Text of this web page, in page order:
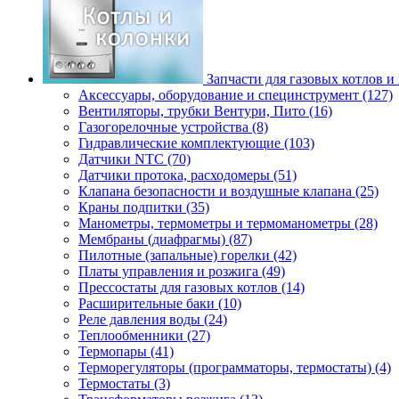
Запчасти для газовых котлов и
Аксессуары, оборудование и специнструмент (127)
Вентиляторы, трубки Вентури, Пито (16)
Газогорелочные устройства (8)
Гидравлические комплектующие (103)
Датчики NTC (70)
Датчики протока, расходомеры (51)
Клапана безопасности и воздушные клапана (25)
Краны подпитки (35)
Манометры, термометры и термоманометры (28)
Мембраны (диафрагмы) (87)
Пилотные (запальные) горелки (42)
Платы управления и розжига (49)
Прессостаты для газовых котлов (14)
Расширительные баки (10)
Реле давления воды (24)
Теплообменники (27)
Термопары (41)
Терморегуляторы (программаторы, термостаты) (4)
Термостаты (3)